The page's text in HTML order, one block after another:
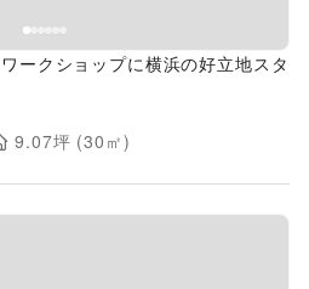
ークショップに横浜の好立地スタ
9.07坪 (30 ㎡)